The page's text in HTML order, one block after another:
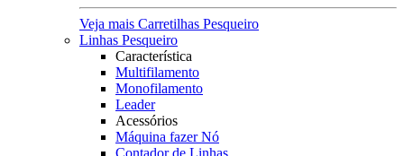
Veja mais Carretilhas Pesqueiro
Linhas Pesqueiro
Característica
Multifilamento
Monofilamento
Leader
Acessórios
Máquina fazer Nó
Contador de Linhas